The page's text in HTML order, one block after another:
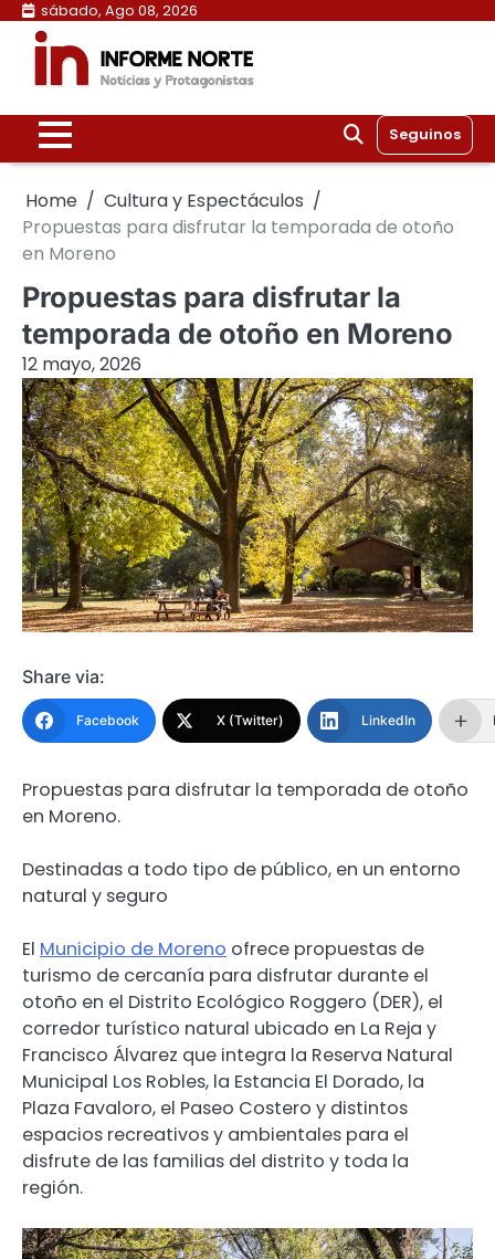
Skip
content
sábado, Ago 08, 2026
Seguinos
Home
Cultura y Espectáculos
Propuestas para disfrutar la temporada de otoño
en Moreno
Propuestas para disfrutar la
temporada de otoño en Moreno
12 mayo, 2026
Share via:
Facebook X (Twitter) LinkedIn
Propuestas para disfrutar la temporada de otoño
en Moreno.
Destinadas a todo tipo de público, en un entorno
natural y seguro
El Municipio de Moreno ofrece propuestas de
turismo de cercanía para disfrutar durante el
otoño en el Distrito Ecológico Roggero (DER), el
corredor turístico natural ubicado en La Reja y
Francisco Álvarez que integra la Reserva Natural
Municipal Los Robles, la Estancia El Dorado, la
Plaza Favaloro, el Paseo Costero y distintos
espacios recreativos y ambientales para el
disfrute de las familias del distrito y toda la
región.